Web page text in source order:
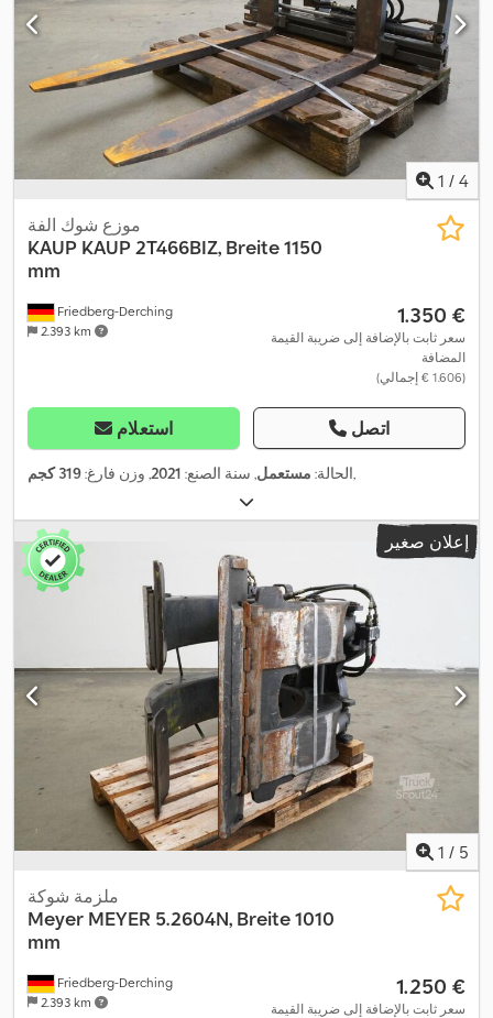
1 / 4
Friedberg-Derching
2.393 km
موزع شوك الفة
KAUP KAUP 2T466BIZ, Breite 1150
mm
‏1.350 €
سعر ثابت بالإضافة إلى ضريبة القيمة
المضافة
(‏1.606 € إجمالي)
استعلام اتصل
الحالة: مستعمل, سنة الصنع: 2021, وزن فارغ:319 كجم ,
إعلان صغير
1 / 5
Friedberg-Derching
2.393 km
ملزمة شوكة
Meyer MEYER 5.2604N, Breite 1010
mm
‏1.250 €
سعر ثابت بالإضافة إلى ضريبة القيمة